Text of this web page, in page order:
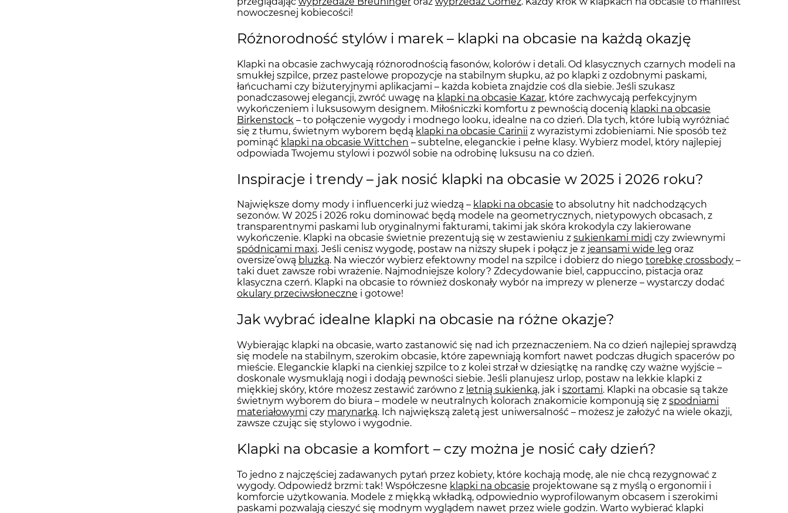
nowoczesnej kobiecości!
Różnorodność stylów i marek – klapki na obcasie na każdą okazję
Klapki na obcasie zachwycają różnorodnością fasonów, kolorów i detali. Od klasycznych czarnych modeli na
smukłej szpilce, przez pastelowe propozycje na stabilnym słupku, aż po klapki z ozdobnymi paskami,
łańcuchami czy biżuteryjnymi aplikacjami – każda kobieta znajdzie coś dla siebie. Jeśli szukasz
ponadczasowej elegancji, zwróć uwagę na klapki na obcasie Kazar, które zachwycają perfekcyjnym
wykończeniem i luksusowym designem. Miłośniczki komfortu z pewnością docenią klapki na obcasie
Birkenstock – to połączenie wygody i modnego looku, idealne na co dzień. Dla tych, które lubią wyróżniać
się z tłumu, świetnym wyborem będą klapki na obcasie Carinii z wyrazistymi zdobieniami. Nie sposób też
pominąć klapki na obcasie Wittchen – subtelne, eleganckie i pełne klasy. Wybierz model, który najlepiej
odpowiada Twojemu stylowi i pozwól sobie na odrobinę luksusu na co dzień.
Inspiracje i trendy – jak nosić klapki na obcasie w 2025 i 2026 roku?
Największe domy mody i influencerki już wiedzą – klapki na obcasie to absolutny hit nadchodzących
sezonów. W 2025 i 2026 roku dominować będą modele na geometrycznych, nietypowych obcasach, z
transparentnymi paskami lub oryginalnymi fakturami, takimi jak skóra krokodyla czy lakierowane
wykończenie. Klapki na obcasie świetnie prezentują się w zestawieniu z sukienkami midi czy zwiewnymi
spódnicami maxi. Jeśli cenisz wygodę, postaw na niższy słupek i połącz je z jeansami wide leg oraz
oversize’ową bluzką. Na wieczór wybierz efektowny model na szpilce i dobierz do niego torebkę crossbody –
taki duet zawsze robi wrażenie. Najmodniejsze kolory? Zdecydowanie biel, cappuccino, pistacja oraz
klasyczna czerń. Klapki na obcasie to również doskonały wybór na imprezy w plenerze – wystarczy dodać
okulary przeciwsłoneczne i gotowe!
Jak wybrać idealne klapki na obcasie na różne okazje?
Wybierając klapki na obcasie, warto zastanowić się nad ich przeznaczeniem. Na co dzień najlepiej sprawdzą
się modele na stabilnym, szerokim obcasie, które zapewniają komfort nawet podczas długich spacerów po
mieście. Eleganckie klapki na cienkiej szpilce to z kolei strzał w dziesiątkę na randkę czy ważne wyjście –
doskonale wysmuklają nogi i dodają pewności siebie. Jeśli planujesz urlop, postaw na lekkie klapki z
miękkiej skóry, które możesz zestawić zarówno z letnią sukienką, jak i szortami. Klapki na obcasie są także
świetnym wyborem do biura – modele w neutralnych kolorach znakomicie komponują się z spodniami
materiałowymi czy marynarką. Ich największą zaletą jest uniwersalność – możesz je założyć na wiele okazji,
zawsze czując się stylowo i wygodnie.
Klapki na obcasie a komfort – czy można je nosić cały dzień?
To jedno z najczęściej zadawanych pytań przez kobiety, które kochają modę, ale nie chcą rezygnować z
wygody. Odpowiedź brzmi: tak! Współczesne klapki na obcasie projektowane są z myślą o ergonomii i
komforcie użytkowania. Modele z miękką wkładką, odpowiednio wyprofilowanym obcasem i szerokimi
paskami pozwalają cieszyć się modnym wyglądem nawet przez wiele godzin. Warto wybierać klapki